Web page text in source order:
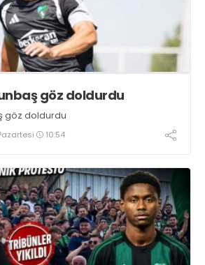
göz doldurdu
göz doldurdu
10:54